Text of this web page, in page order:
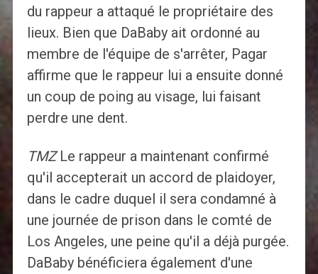
du rappeur a attaqué le propriétaire des
lieux. Bien que DaBaby ait ordonné au
membre de l'équipe de s'arrêter, Pagar
affirme que le rappeur lui a ensuite donné
un coup de poing au visage, lui faisant
perdre une dent.
TMZLe rappeur a maintenant confirmé
qu'il accepterait un accord de plaidoyer,
dans le cadre duquel il sera condamné à
une journée de prison dans le comté de
Los Angeles, une peine qu'il a déjà purgée.
DaBaby bénéficiera également d'une